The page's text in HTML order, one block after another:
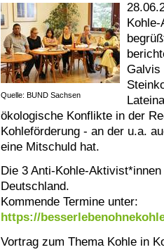
Quelle: BUND Sachsen
Galvis
ökologische Konflikte in der
Kohleförderung - an der u.a.
eine Mitschuld hat.
Die 3 Anti-Kohle-
Deutschland.
Kommende Termine unter:
https://
Vortrag zum Thema Kohle in